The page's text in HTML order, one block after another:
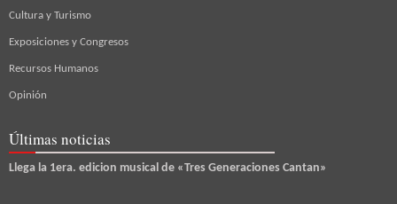
Cultura y Turismo
Exposiciones y Congresos
Recursos Humanos
Opinión
Últimas noticias
Llega la 1era. edicion musical de «Tres Generaciones Cantan»